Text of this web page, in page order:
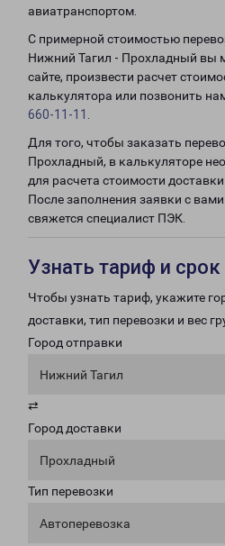
авиатранспортом.
С примерной стоимостью
Нижний Тагил - Прохладный вы
сайте, произвести расчет
калькулятора или позвонить
660-11-11
Для того, чтобы заказать
Прохладный, в калькуляторе
для расчета стоимости
После заполнения заявки с
свяжется специалист ПЭК.
Узнать тариф и
Чтобы узнать тариф, укажите
доставки, тип перевозки и вес
Город отправки
Нижний Тагил
⇄
Город доставки
Прохладный
Тип перевозки
Автоперевозка